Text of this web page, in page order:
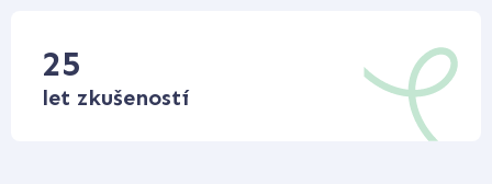
25
let zkušeností